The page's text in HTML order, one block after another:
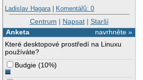
Ladislav Hagara| Komentářů: 0
Centrum | Napsat| Starší
navrhněte »
Anketa
Které desktopové prostředí na Linuxu
používáte?
Budgie (10%)